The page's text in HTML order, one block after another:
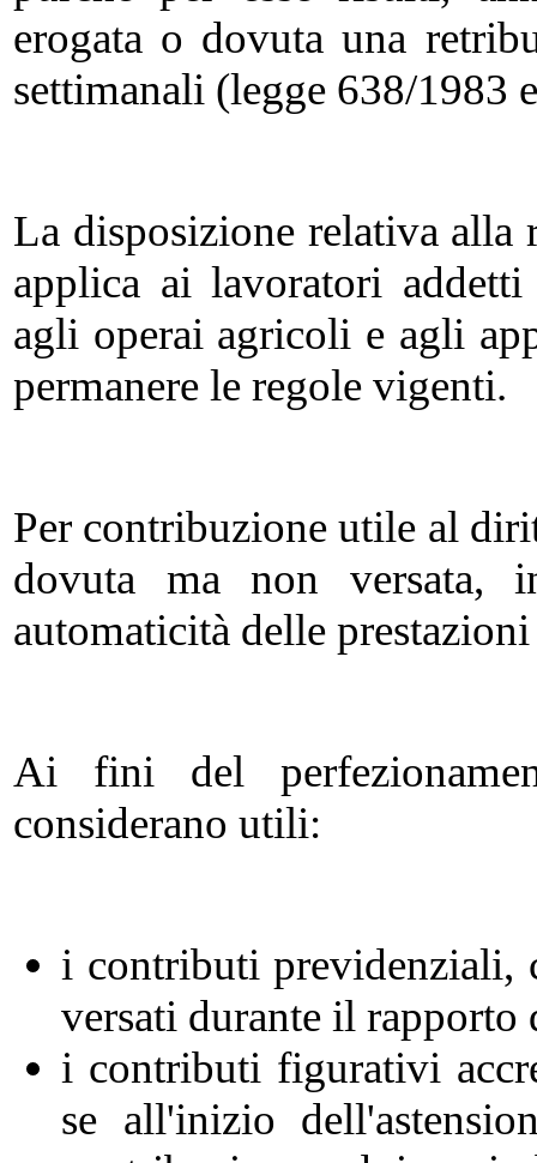
erogata o dovuta una
settimanali (legge 638/1983
La disposizione relativa
applica ai lavoratori
agli operai agricoli e agli
permanere le regole vigenti.
Per contribuzione utile al
dovuta ma non versata,
automaticità delle
Ai fini del
considerano utili:
i contributi previdenziali,
versati durante il
i contributi figurativi
se all'inizio